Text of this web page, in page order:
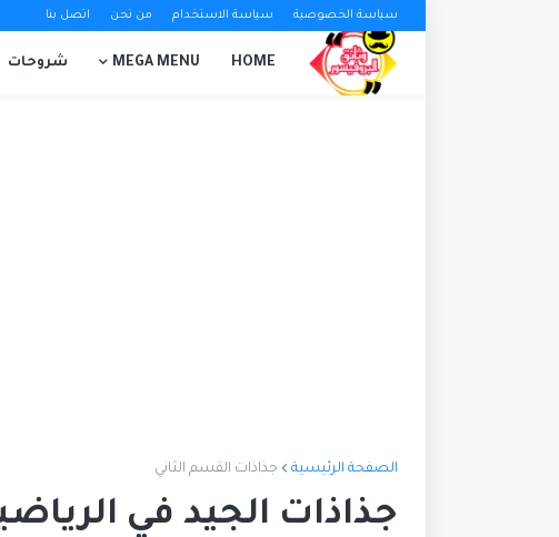
سياسة الخصوصية سياسة الاستخدام من نحن اتصل بنا
HOME
MEGA MENU شروحات
الصفحة الرئيسية جذاذات القسم الثاني
جذاذات الجيد في